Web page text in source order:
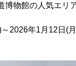
物館の人気エリ
2026年1月12日(